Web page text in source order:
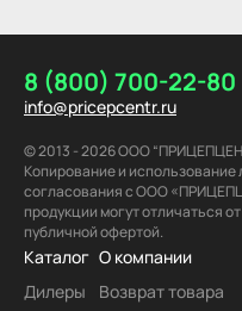
8 (800) 700-22-80
info@pricepcentr.ru
© 2013 - 2026 ООО
Копирование и
согласования с ООО
продукции могут отличаться
публичной офертой.
Каталог
Дилеры
О компании
Возврат товара